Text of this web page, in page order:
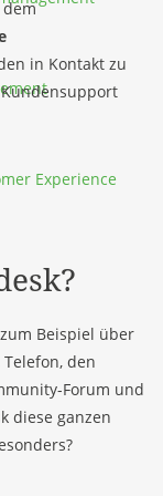
Experience
in Kontakt zu
zum Beispiel über
Telefon, den
Forum und
diese ganzen